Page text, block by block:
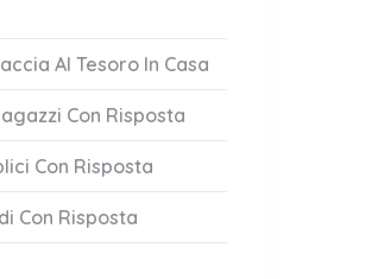
Al Tesoro In Casa
Con Risposta
Con Risposta
Con Risposta